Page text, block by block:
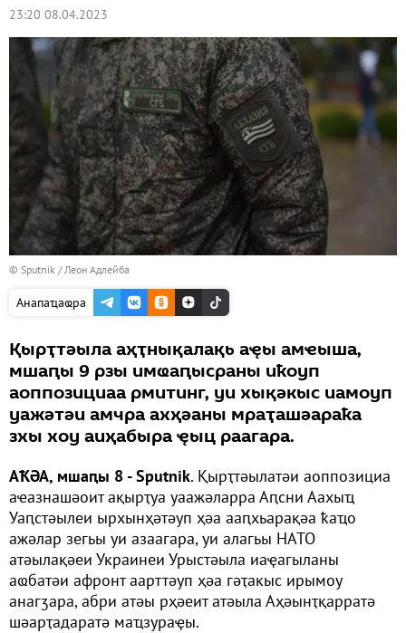
23:20 08.04.2023
© Sputnik / Леон Адлейба
Анапаҵаҩра
Қырҭтәыла аҳҭнықалақь аҿы амҽыша,
мшаԥы 9 рзы имҩаԥысраны иҟоуп
аоппозициаа рмитинг, уи хықәкыс иамоуп
уажәтәи амчра ахҳәаны мраҭашәараҟа
зхы хоу аиҳабыра ҿыц раагара.
АҞӘА, мшаԥы 8 - Sputnik. Қырҭтәылатәи аоппозициа
аҽазнашәоит ақырҭуа уаажәларра Аԥсни Аахыҵ
Уаԥстәылеи ырхынҳәтәуп ҳәа ааԥхьарақәа ҟаҵо
ажәлар зегьы уи азаагара, уи алагьы НАТО
атәылақәеи Украинеи Урыстәыла иаҿагыланы
аҩбатәи афронт аарттәуп ҳәа гәҭакыс ирымоу
анагӡара, абри атәы рҳәеит атәыла Аҳәынҭқарратә
шәарҭадаратә маҵзураҿы.